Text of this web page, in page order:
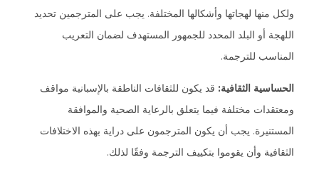
ولكل منها لهجاتها وأشكالها المختلفة. يجب على المترجمين تحديد
اللهجة أو البلد المحدد للجمهور المستهدف لضمان التعريب
المناسب للترجمة.
الحساسية الثقافية: قد يكون للثقافات الناطقة بالإسبانية مواقف
ومعتقدات مختلفة فيما يتعلق بالرعاية الصحية والموافقة
المستنيرة. يجب أن يكون المترجمون على دراية بهذه الاختلافات
الثقافية وأن يقوموا بتكييف الترجمة وفقًا لذلك.